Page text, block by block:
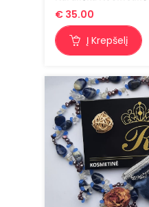
€ 35.00
Į Krepšelį